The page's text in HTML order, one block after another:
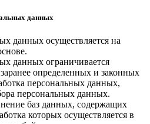
данных
данных осуществляется на
данных ограничивается
определенных и законных
персональных данных,
персональных данных.
баз данных, содержащих
которых осуществляется в